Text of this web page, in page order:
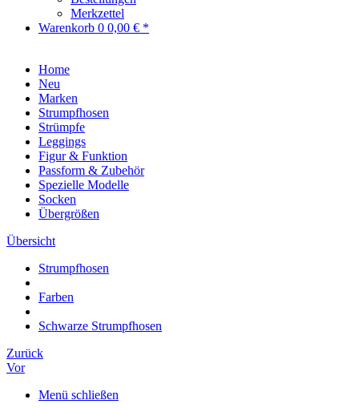
Merkzettel
Warenkorb 0 0,00 € *
Home
Neu
Marken
Strumpfhosen
Strümpfe
Leggings
Figur & Funktion
Passform & Zubehör
Spezielle Modelle
Socken
Übergrößen
Übersicht
Strumpfhosen
Farben
Schwarze Strumpfhosen
Zurück
Vor
Menü schließen